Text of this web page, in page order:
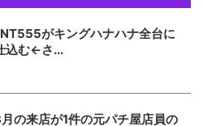
がキングハナハナ全台に
込む←さ...
の来店が1件の元パチ屋店員の